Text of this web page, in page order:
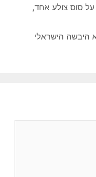
סוס צולע אחד,
היבשה הישראלי